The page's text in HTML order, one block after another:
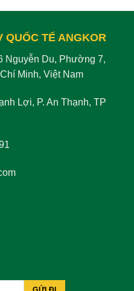
QUỐC TẾ ANGKOR
Nguyễn Du, Phường 7,
Minh, Việt Nam
Lợi, P. An Thạnh, TP